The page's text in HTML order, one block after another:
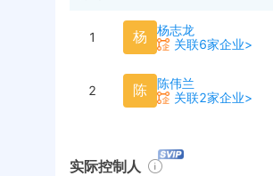
1 杨
杨志龙
关联6家企业>
2 陈
陈伟兰
关联2家企业>
实际控制人